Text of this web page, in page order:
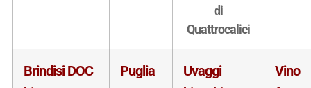
di
Quattrocalici
Brindisi DOC
Puglia
Uvaggi
Vino